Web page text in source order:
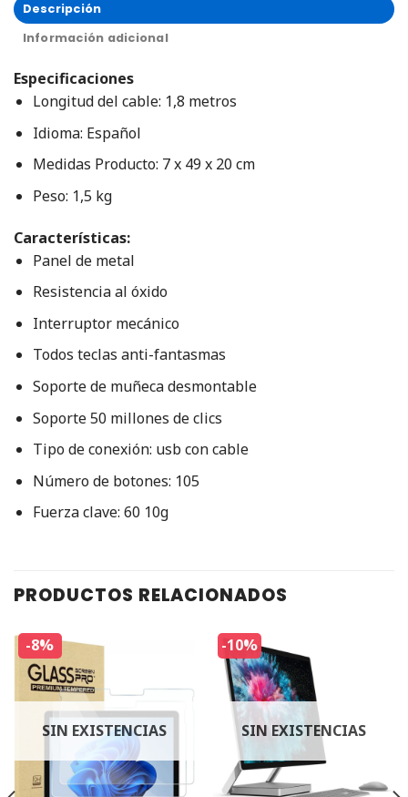
Descripción
Información adicional
Especificaciones
Longitud del cable: 1,8 metros
Idioma: Español
Medidas Producto: 7 x 49 x 20 cm
Peso: 1,5 kg
Características:
Panel de metal
Resistencia al óxido
Interruptor mecánico
Todos teclas anti-fantasmas
Soporte de muñeca desmontable
Soporte 50 millones de clics
Tipo de conexión: usb con cable
Número de botones: 105
Fuerza clave: 60 10g
PRODUCTOS RELACIONADOS
-8%
SIN EXISTENCIAS
-10%
SIN EXISTENCIAS